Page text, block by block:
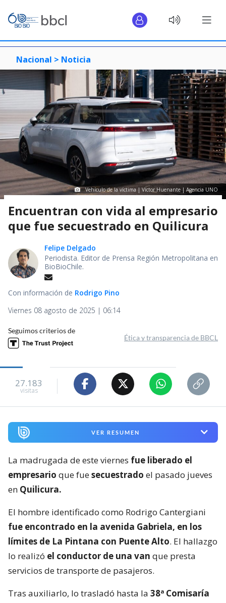
Nacional > Noticia
Vehículo de la víctima | Víctor Huenante | Agencia UNO
Encuentran con vida al empresario
que fue secuestrado en Quilicura
Felipe Delgado
Periodista. Editor de Prensa Región Metropolitana en
BioBioChile.
Con información de Rodrigo Pino
Viernes 08 agosto de 2025 | 06:14
Seguimos criterios de
Ética y transparencia de BBCL
27.183
visitas
VER RESUMEN
La madrugada de este viernes fue liberado el
empresario que fuesecuestrado el pasado jueves
en Quilicura.
El hombre identificado como Rodrigo Cantergiani
fue encontrado en la avenida Gabriela, en los
límites de La Pintana con Puente Alto. El hallazgo
lo realizó el conductor de una van que presta
servicios de transporte de pasajeros.
Tras auxiliarlo, lo trasladó hasta la 38ª Comisaría